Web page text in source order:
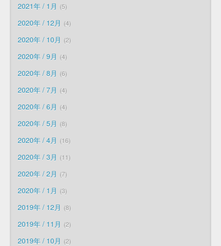
2021年 / 1月 5
2020年 / 12月 4
2020年 / 10月 2
2020年 / 9月 4
2020年 / 8月 6
2020年 / 7月 4
2020年 / 6月 4
2020年 / 5月 8
2020年 / 4月 16
2020年 / 3月 11
2020年 / 2月 7
2020年 / 1月 3
2019年 / 12月 8
2019年 / 11月 2
2019年 / 10月 2